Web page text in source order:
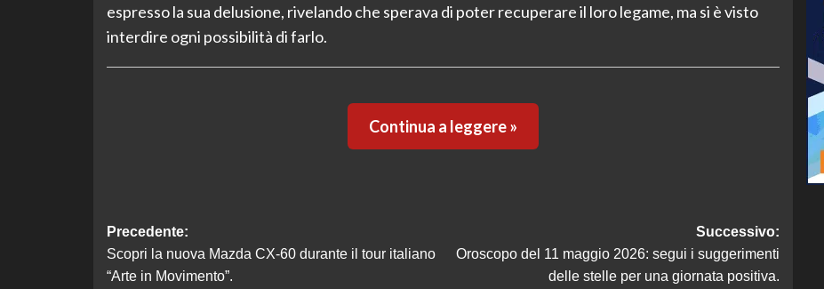
espresso la sua delusione, rivelando che sperava di poter recuperare il loro legame, ma si è visto
interdire ogni possibilità di farlo.
Continua a leggere »
Navigazione
articolo
Precedente:
Scopri la nuova Mazda CX-60 durante il tour italiano
“Arte in Movimento”.
Successivo:
Oroscopo del 11 maggio 2026: segui i suggerimenti
delle stelle per una giornata positiva.